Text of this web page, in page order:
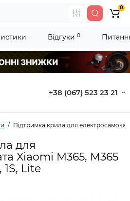
+38 (067) 523 23 21
0
Підтримка крила для
для
Xiaomi M365, M365
1S, Lite
Відгуки 0